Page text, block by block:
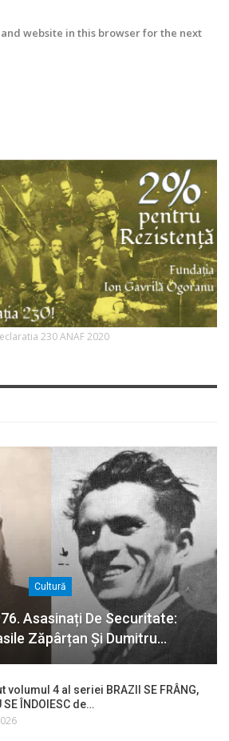
website in this browser for the next
230 ANAF 2020
Cultură
Asasinați De Securitate:
Zăpârțan Și Dumitru…
volumul 4 al seriei BRAZII SE FRÂNG,
SE ÎNDOIESC de…